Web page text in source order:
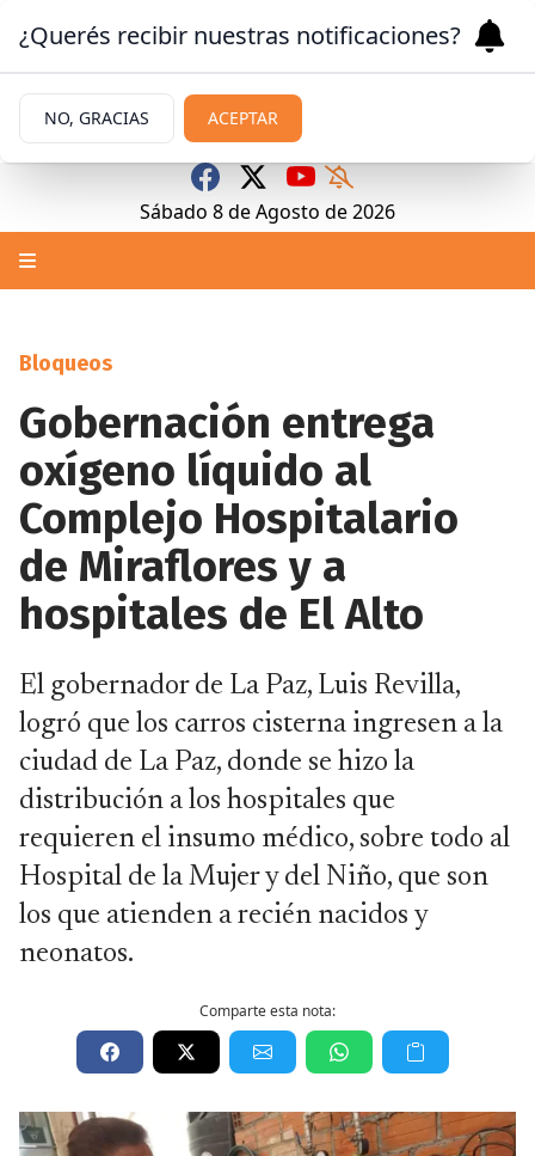
Sábado 8deAgosto de 2026
Bloqueos
Gobernación entrega
oxígeno líquido al
Complejo Hospitalario
de Miraflores y a
hospitales de El Alto
El gobernador de La Paz, Luis Revilla,
logró que los carros cisterna ingresen a la
ciudad de La Paz, donde se hizo la
distribución a los hospitales que
requieren el insumo médico, sobre todo al
Hospital de la Mujer y del Niño, que son
los que atienden a recién nacidos y
neonatos.
Comparte esta nota:
¿Querés recibir nuestras notificaciones?
NO, GRACIAS ACEPTAR